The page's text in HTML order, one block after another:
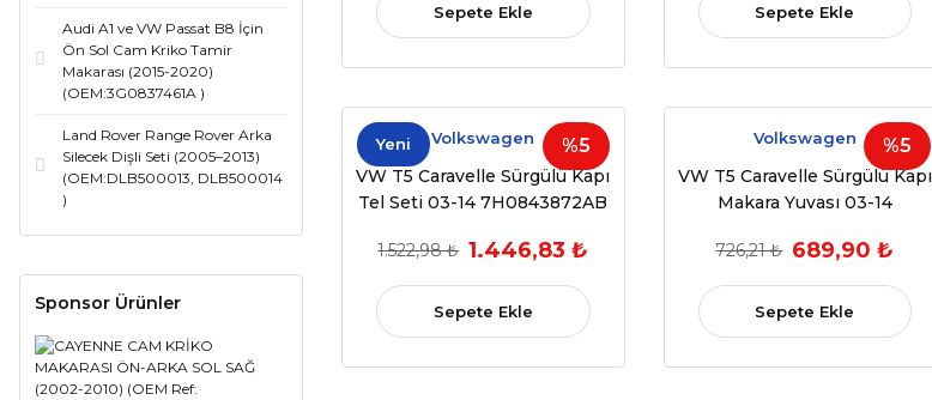
Audi A1 ve VW Passat B8 İçin
Ön Sol Cam Kriko Tamir
Makarası (2015-2020)
(OEM:3G0837461A )
Land Rover Range Rover Arka
Silecek Dişli Seti (2005–2013)
(OEM:DLB500013, DLB500014
)
Sponsor Ürünler
Sepete Ekle Sepete Ekle
%5
Yeni Volkswagen
VW T5 Caravelle Sürgülü Kapı
Tel Seti 03-14 7H0843872AB
1.522,98 ₺ 1.446,83 ₺
Sepete Ekle
%5
Volkswagen
VW T5 Caravelle Sürgülü Kapı
Makara Yuvası 03-14
726,21 ₺ 689,90 ₺
Sepete Ekle